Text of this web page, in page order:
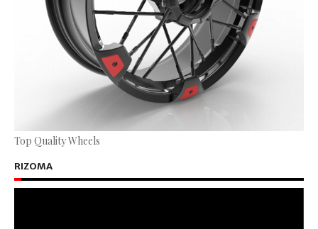
Top Quality Wheels
RIZOMA